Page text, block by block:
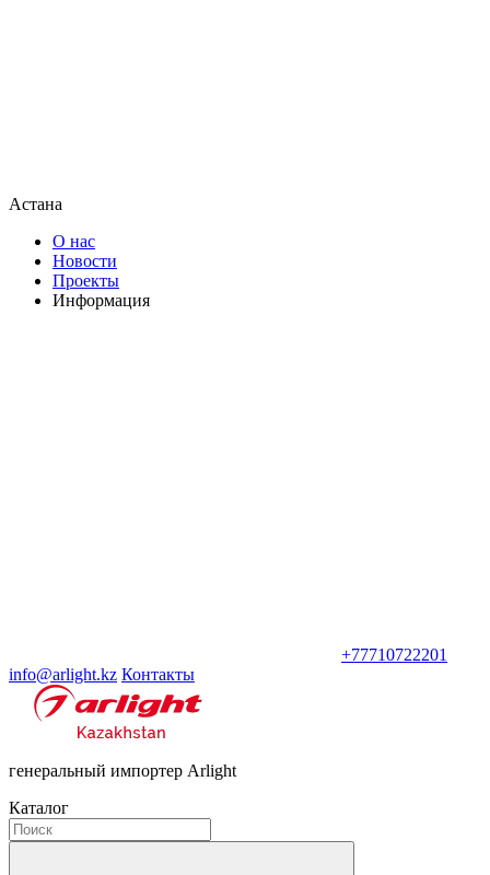
Астана
О нас
Новости
Проекты
Информация
+77710722201
info@arlight.kz Контакты
генеральный импортер Arlight
Каталог